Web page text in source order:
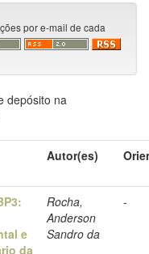
por e-mail de cada
depósito na
Autor(es)
e
da
Rocha,
Anderson
Sandro da
-